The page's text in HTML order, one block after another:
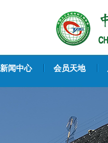
新闻中心 会员天地